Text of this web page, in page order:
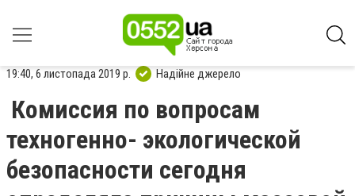
19:40, 6 листопада 2019 р. Надійне джерело
Комиссия по вопросам
техногенно- экологической
безопасности сегодня